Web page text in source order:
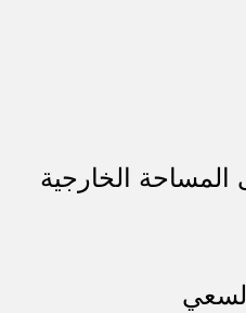
الخارجية